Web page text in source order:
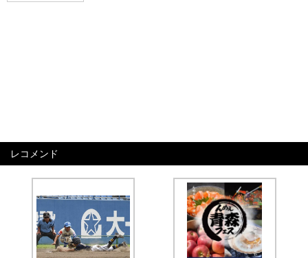
レコメンド